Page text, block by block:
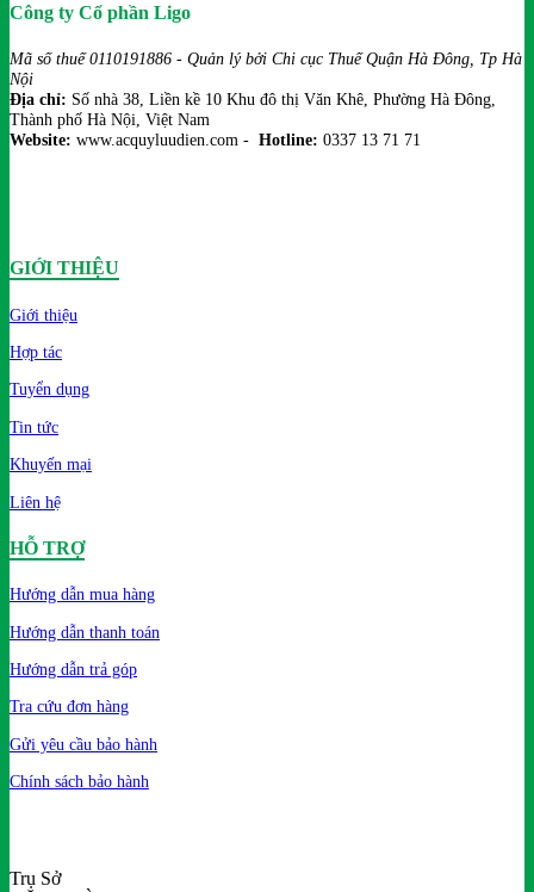
Công ty Cổ phần Ligo
Mã số thuế 0110191886 - Quản lý bởi Chi cục Thuế Quận Hà Đông, Tp Hà
Nội
Địa chỉ: Số nhà 38, Liền kề 10 Khu đô thị Văn Khê, Phường Hà Đông,
Thành phố Hà Nội, Việt Nam
Website: www.acquyluudien.com - Hotline: 0337 13 71 71
GIỚI THIỆU
Giới thiệu
Hợp tác
Tuyển dụng
Tin tức
Khuyến mại
Liên hệ
HỖ TRỢ
Hướng dẫn mua hàng
Hướng dẫn thanh toán
Hướng dẫn trả góp
Tra cứu đơn hàng
Gửi yêu cầu bảo hành
Chính sách bảo hành
Trụ Sở